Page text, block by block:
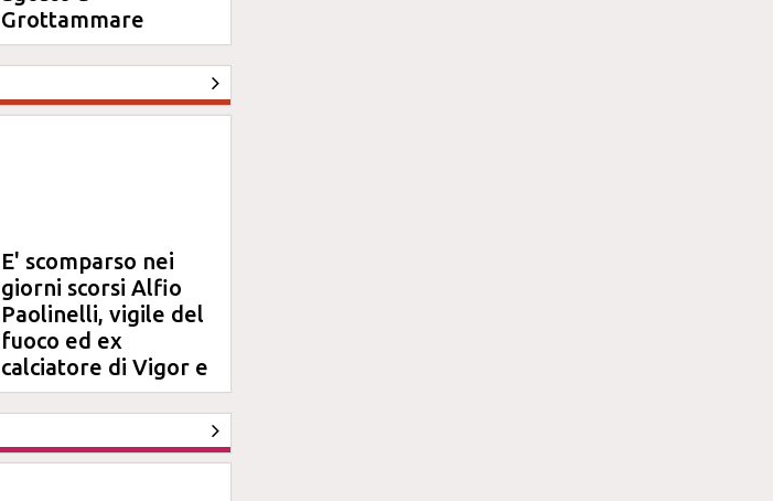
Grottammare
E' scomparso nei
giorni scorsi Alfio
Paolinelli, vigile del
fuoco ed ex
calciatore di Vigor e
Jesina